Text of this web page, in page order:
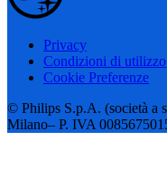
Privacy
Condizioni di utilizzo
Cookie Preferenze
© Philips S.p.A. (società a
Milano– P. IVA